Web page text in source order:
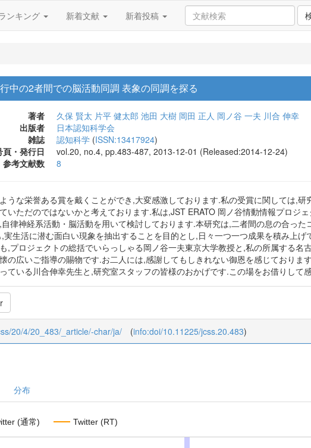
ンキング 新着文献 新着投稿
中の2者間での脳活動同調 表象の同調を探る
著者 久保 賢太 片平 健太郎 池田 大樹 岡田 正人 岡ノ谷 一夫 川合 伸幸
出版者
日本認知科学会
雑誌
認知科学 (ISSN:13417924)
頁・発行日
vol.20, no.4, pp.483-487, 2013-12-01 (Released:2014-12-24)
参考文献数
8
うな栄誉ある賞を戴くことができ,大変感激しております.私の受賞に関しては,
いただのではないかと考えております.私は,JST ERATO 岡ノ谷情動情報プロジ
律神経系活動・脳活動を用いて検討しております.本研究は,二者間の息の合っ
実生活に潜む面白い現象を抽出することを目的とし,日々一つ一つ成果を積み上
,プロジェクトの総括でいらっしゃる岡ノ谷一夫東京大学教授と,私の所属する名
の広いご指導の賜物です.お二人には,感謝してもしきれない御恩を感じておりま
ている川合伸幸先生と,研究室スタッフの皆様のおかげです.この場をお借りして
20/4/20_483/_article/-char/ja/ (info:doi/10.11225/jcss.20.483)
分布
(通常) Twitter (RT)